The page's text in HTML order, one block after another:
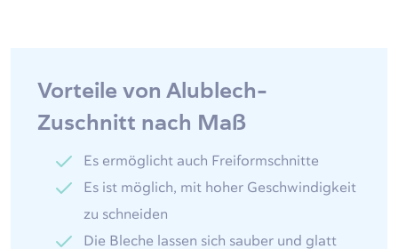
Vorteile von Alublech-
Zuschnitt nach Maß
Es ermöglicht auch Freiformschnitte
Es ist möglich, mit hoher Geschwindigkeit
zu schneiden
Die Bleche lassen sich sauber und glatt